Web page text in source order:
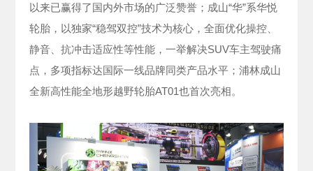
以来已赢得了国内外市场的广泛赞誉；成山“华”系华悦
轮胎，以独家“稳驾双控”技术为核心，全面优化操控、
静音、抗冲击适应性等性能，一举解决SUV车主驾驶痛
点，多项指标达国际一线品牌同类产品水平；浦林成山
全新高性能全地形越野轮胎AT01也首次亮相。